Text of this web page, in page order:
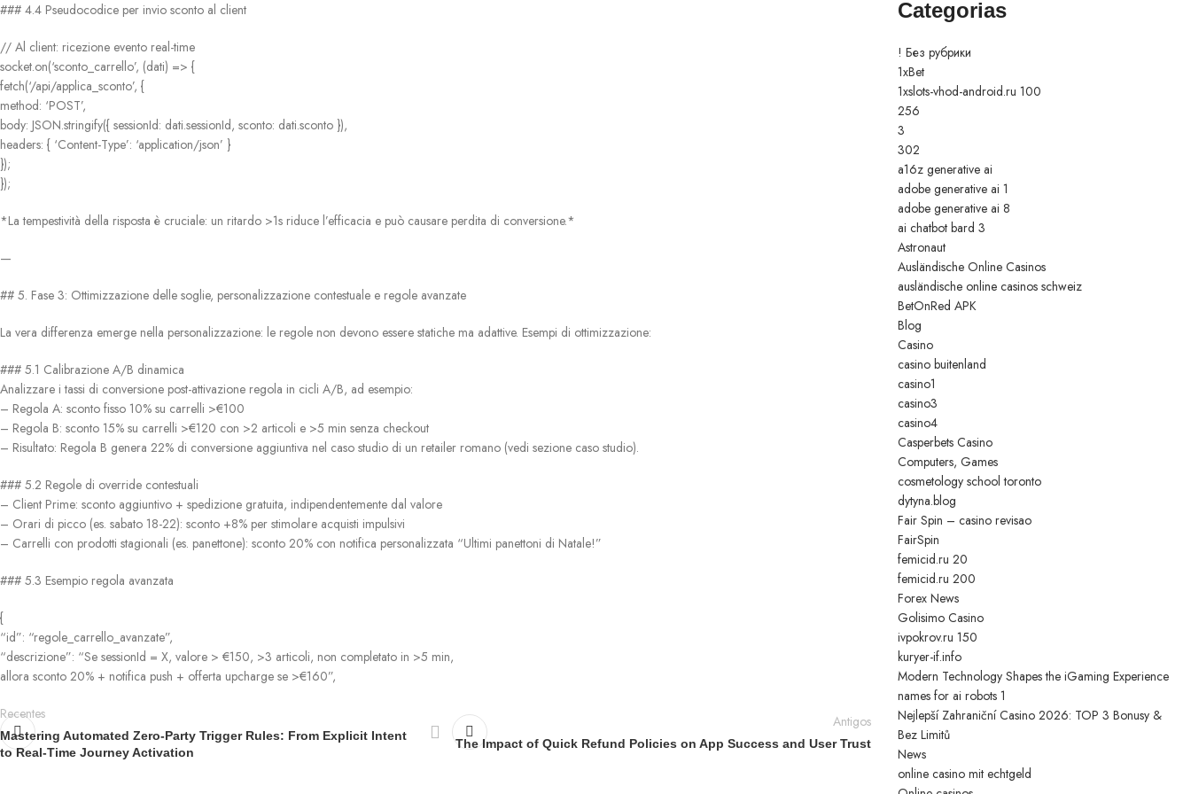
### 4.4 Pseudocodice per invio sconto al client
// Al client: ricezione evento real-time
socket.on(‘sconto_carrello’, (dati) => {
fetch(‘/api/applica_sconto’, {
method: ‘POST’,
body: JSON.stringify({ sessionId: dati.sessionId, sconto: dati.sconto }),
headers: { ‘Content-Type’: ‘application/json’ }
});
});
*La tempestività della risposta è cruciale: un ritardo >1s riduce l’efficacia e può causare perdita di conversione.*
—
## 5. Fase 3: Ottimizzazione delle soglie, personalizzazione contestuale e regole avanzate
La vera differenza emerge nella personalizzazione: le regole non devono essere statiche ma adattive. Esempi di ottimizzazione:
### 5.1 Calibrazione A/B dinamica
Analizzare i tassi di conversione post-attivazione regola in cicli A/B, ad esempio:
– Regola A: sconto fisso 10% su carrelli >€100
– Regola B: sconto 15% su carrelli >€120 con >2 articoli e >5 min senza checkout
– Risultato: Regola B genera 22% di conversione aggiuntiva nel caso studio di un retailer romano (vedi sezione caso studio).
### 5.2 Regole di override contestuali
– Client Prime: sconto aggiuntivo + spedizione gratuita, indipendentemente dal valore
– Orari di picco (es. sabato 18-22): sconto +8% per stimolare acquisti impulsivi
– Carrelli con prodotti stagionali (es. panettone): sconto 20% con notifica personalizzata “Ultimi panettoni di Natale!”
### 5.3 Esempio regola avanzata
{
“id”: “regole_carrello_avanzate”,
“descrizione”: “Se sessionId = X, valore > €150, >3 articoli, non completato in >5 min,
allora sconto 20% + notifica push + offerta upcharge se >€160”,
Recentes
Mastering Automated Zero-Party Trigger Rules: From Explicit Intent
to Real-Time Journey Activation
Antigos
The Impact of Quick Refund Policies on App Success and User Trust
Categorias
! Без рубрики
1xBet
1xslots-vhod-android.ru 100
256
3
302
a16z generative ai
adobe generative ai 1
adobe generative ai 8
ai chatbot bard 3
Astronaut
Ausländische Online Casinos
ausländische online casinos schweiz
BetOnRed APK
Blog
Casino
casino buitenland
casino1
casino3
casino4
Casperbets Casino
Computers, Games
cosmetology school toronto
dytyna.blog
Fair Spin – casino revisao
FairSpin
femicid.ru 20
femicid.ru 200
Forex News
Golisimo Casino
ivpokrov.ru 150
kuryer-if.info
Modern Technology Shapes the iGaming Experience
names for ai robots 1
Nejlepší Zahraniční Casino 2026: TOP 3 Bonusy &
Bez Limitů
News
online casino mit echtgeld